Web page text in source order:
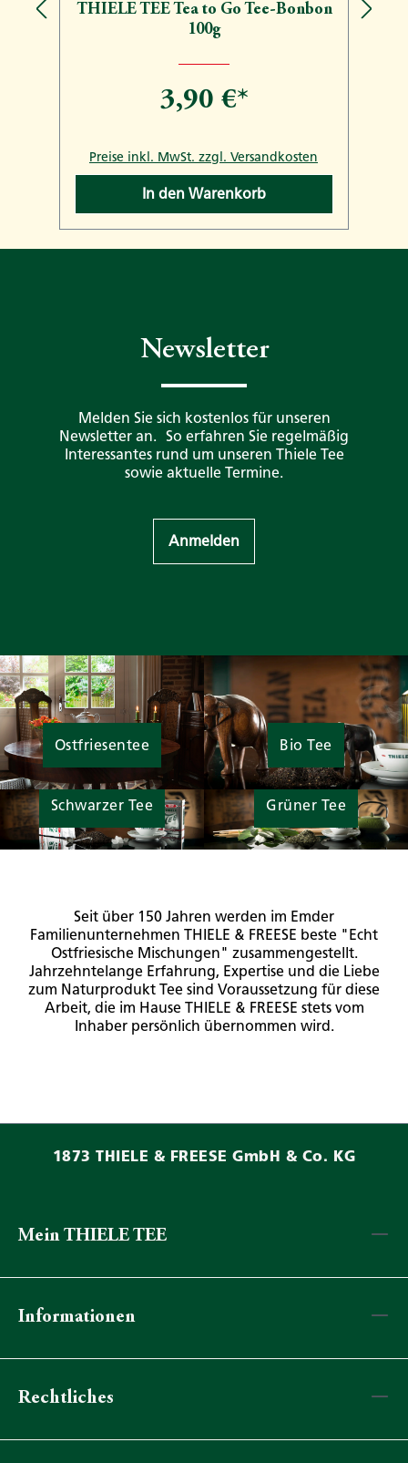
THIELE TEE Tea to Go Tee-Bonbon
100g
3,90 €*
Preise inkl. MwSt. zzgl. Versandkosten
In den Warenkorb
Newsletter
Melden Sie sich kostenlos für unseren
Newsletter an. So erfahren Sie regelmäßig
Interessantes rund um unseren Thiele Tee
sowie aktuelle Termine.
Anmelden
Ostfriesentee Bio Tee
Schwarzer Tee Grüner Tee
Seit über 150 Jahren werden im Emder
Familienunternehmen THIELE & FREESE beste "Echt
Ostfriesische Mischungen" zusammengestellt.
Jahrzehntelange Erfahrung, Expertise und die Liebe
zum Naturprodukt Tee sind Voraussetzung für diese
Arbeit, die im Hause THIELE & FREESE stets vom
Inhaber persönlich übernommen wird.
1873 THIELE & FREESE GmbH & Co. KG
Mein THIELE TEE
Informationen
Rechtliches